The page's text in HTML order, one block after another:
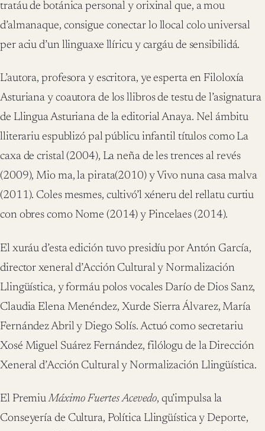
tratáu de botánica personal y orixinal que, a mou
d’almanaque, consigue conectar lo llocal colo universal
per aciu d’un llinguaxe llíricu y cargáu de sensibilidá.
L’autora, profesora y escritora, ye esperta en Filoloxía
Asturiana y coautora de los llibros de testu de l’asignatura
de Llingua Asturiana de la editorial Anaya. Nel ámbitu
lliterariu espublizó pal públicu infantil títulos como La
caxa de cristal (2004), La neña de les trences al revés
(2009), Mio ma, la pirata(2010) y Vivo nuna casa malva
(2011). Coles mesmes, cultivó’l xéneru del rellatu curtiu
con obres como Nome (2014) y Pincelaes (2014).
El xuráu d’esta edición tuvo presidíu por Antón García,
director xeneral d’Acción Cultural y Normalización
Llingüística, y formáu polos vocales Darío de Dios Sanz,
Claudia Elena Menéndez, Xurde Sierra Álvarez, María
Fernández Abril y Diego Solís. Actuó como secretariu
Xosé Miguel Suárez Fernández, filólogu de la Dirección
Xeneral d’Acción Cultural y Normalización Llingüística.
El PremiuMáximo Fuertes Acevedo, qu’impulsa la
Conseyería de Cultura, Política Llingüística y Deporte,